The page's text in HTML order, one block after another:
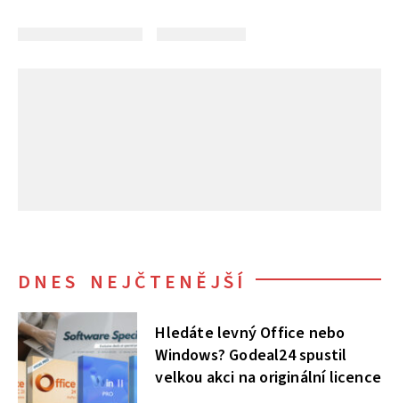
DNES NEJČTENĚJŠÍ
Hledáte levný Office nebo
Windows? Godeal24 spustil
velkou akci na originální licence